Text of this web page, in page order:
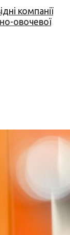
компанії
овочевої